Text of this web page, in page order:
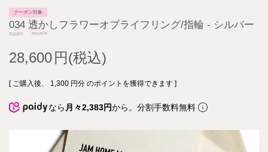
クーポン対象
034 透かしフラワーオブライフリング/指輪 - シルバー
商品番号 JNS1257R
28,600
[ ご購入後、 1,300 円分 のポイントを獲得できます ]
なら 月々2,383円から。分割手数料無料